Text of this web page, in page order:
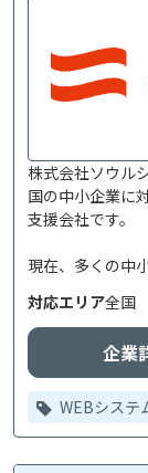
株式会社ソウル
国の中小企業に
支援会社です。
現在、多くの中
対応エリア全国
企業
WEBシステ